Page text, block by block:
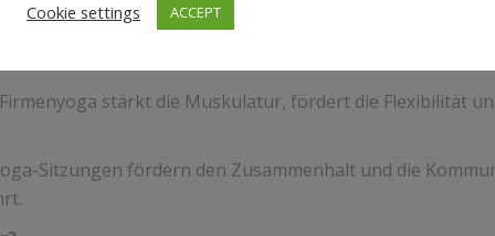
Durch regelmäßiges Yoga wird die geistige
Firmenyoga stärkt die Muskulatur, fördert die Flexibilität
Sitzungen fördern den Zusammenhalt und die
Cookie settings
ACCEPT